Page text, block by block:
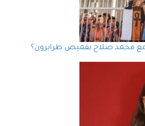
محمد صلاح بقميص طرابزون؟